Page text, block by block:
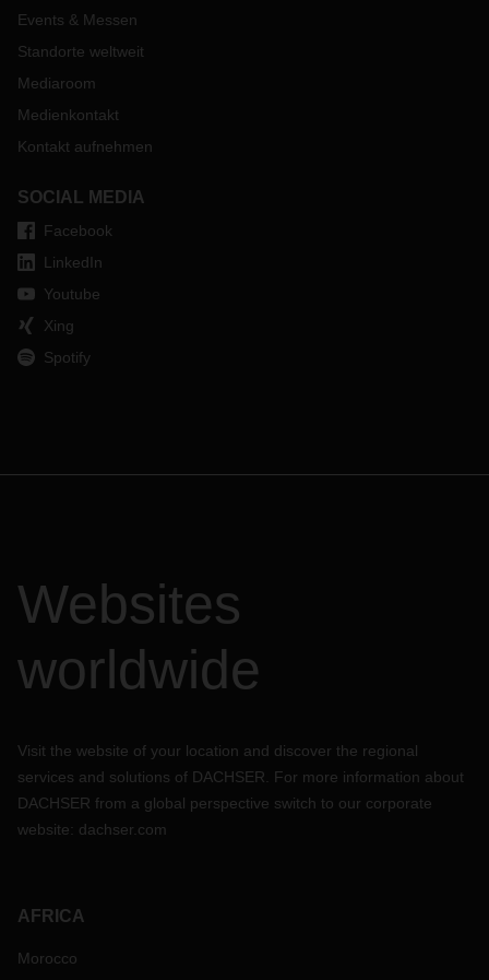
Events & Messen
Standorte weltweit
Mediaroom
Medienkontakt
Kontakt aufnehmen
SOCIAL MEDIA
Facebook
LinkedIn
Youtube
Xing
Spotify
Websites
worldwide
Visit the website of your location and discover the regional
services and solutions of DACHSER. For more information about
DACHSER from a global perspective switch to our corporate
website: dachser.com
AFRICA
Morocco